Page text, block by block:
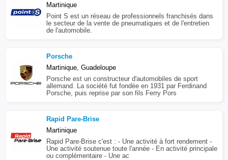
Martinique
Point S est un réseau de professionnels franchisés dans
le secteur de la vente de pneumatiques et de l'entretien
de l'automobile.
Porsche
Martinique, Guadeloupe
Porsche est un constructeur d'automobiles de sport
allemand. La société fut fondée en 1931 par Ferdinand
Porsche, puis reprise par son fils Ferry Pors
Rapid Pare-Brise
Martinique
Rapid Pare-Brise c'est : - Une activité à fort rendement -
Une activité soutenue toute l'année - En activité principale
ou complémentaire - Une ac